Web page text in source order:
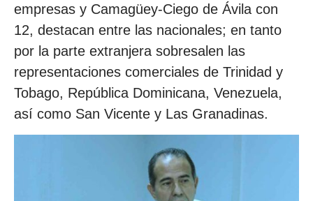
empresas y Camagüey-Ciego de Ávila con
12, destacan entre las nacionales; en tanto
por la parte extranjera sobresalen las
representaciones comerciales de Trinidad y
Tobago, República Dominicana, Venezuela,
así como San Vicente y Las Granadinas.